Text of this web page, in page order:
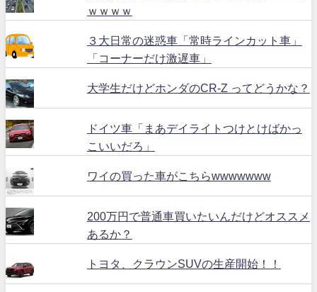
ｗｗｗｗ
３大日常の迷惑車「常時ラインカット車」
「コーナーだけ激遅車」
大学生だけどホンダのCR-Z ってどうかな？
ドイツ車「まあデイライトつけとけばかっ
こいいだろ」
ワイの買った車がこちらwwwwwww
200万円で普通車買いたいんだけどオススメ
あるか？
トヨタ、クラウンSUVの生産開始！！